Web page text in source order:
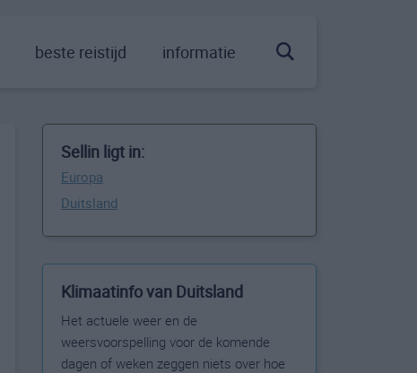
beste reistijd informatie
Sellin ligt in:
Europa
Duitsland
Klimaatinfo van Duitsland
Het actuele weer en de
weersvoorspelling voor de komende
dagen of weken zeggen niets over hoe